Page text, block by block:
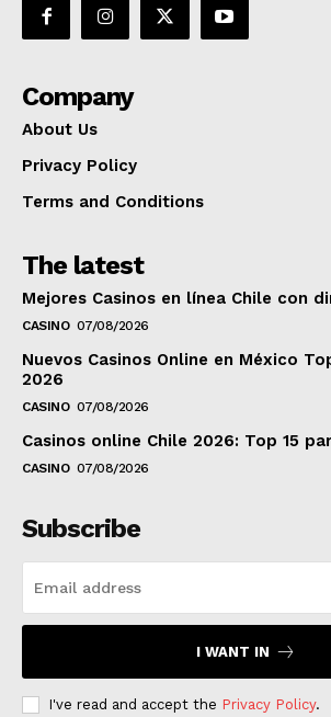
Company
About Us
Privacy Policy
Terms and Conditions
The latest
Mejores Casinos en línea Chile con
CASINO 07/08/2026
Nuevos Casinos Online en México
2026
CASINO 07/08/2026
Casinos online Chile 2026: Top 15
CASINO 07/08/2026
Subscribe
I WANT IN
I've read and accept the Privacy Policy.